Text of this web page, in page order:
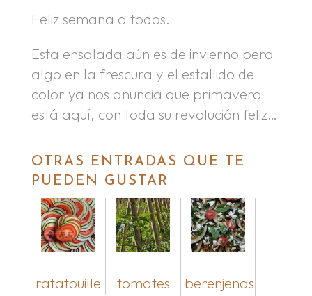
Feliz semana a todos.
Esta ensalada aún es de invierno pero
algo en la frescura y el estallido de
color ya nos anuncia que primavera
está aquí, con toda su revolución feliz…
OTRAS ENTRADAS QUE TE
PUEDEN GUSTAR
ratatouille
tomates
berenjenas